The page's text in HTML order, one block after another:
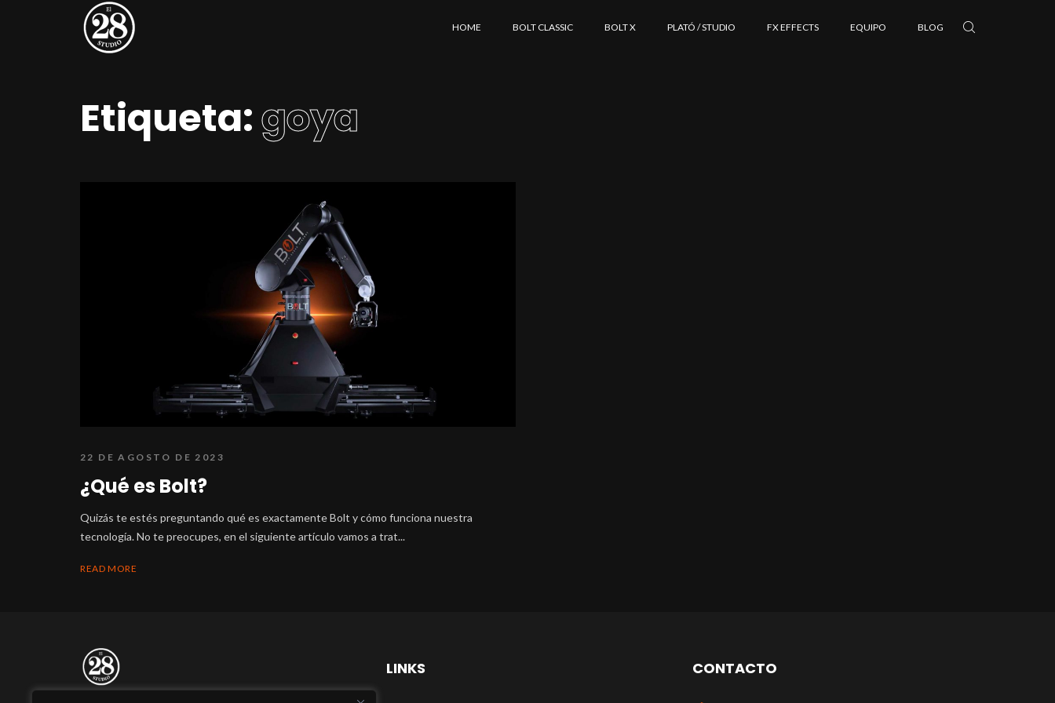
HOME BOLT CLASSIC BOLT X PLATÓ / STUDIO FX EFFECTS EQUIPO BLOG
Etiqueta:goya
22 DE AGOSTO DE 2023
¿Qué es Bolt?
Quizás te estés preguntando qué es exactamente Bolt y cómo funciona nuestra
tecnología. No te preocupes, en el siguiente artículo vamos a trat...
READ MORE
LINKS CONTACTO